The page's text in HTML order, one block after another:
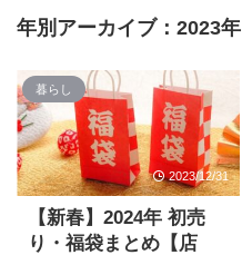
年別アーカイブ：2023年
暮らし
2023/12/31
【新春】2024年 初売
り・福袋まとめ【店